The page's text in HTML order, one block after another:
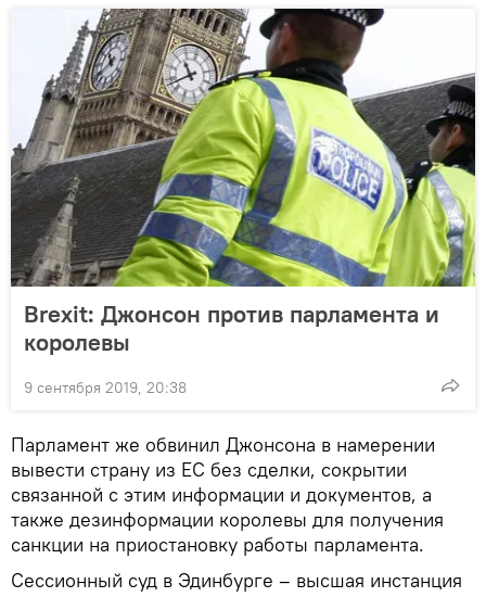
Brexit: Джонсон против парламента и
королевы
9 сентября 2019, 20:38
Парламент же обвинил Джонсона в намерении
вывести страну из ЕС без сделки, сокрытии
связанной с этим информации и документов, а
также дезинформации королевы для получения
санкции на приостановку работы парламента.
Сессионный суд в Эдинбурге – высшая инстанция